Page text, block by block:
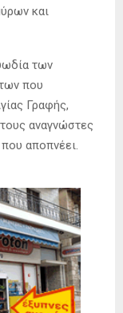
και
των
που
Γραφής,
αναγνώστες
αποπνέει.